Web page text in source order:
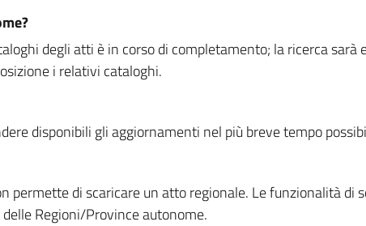
degli atti è in corso di completamento; la ricerca sarà
i relativi cataloghi.
disponibili gli aggiornamenti nel più breve tempo
permette di scaricare un atto regionale. Le funzionalità di
Regioni/Province autonome.